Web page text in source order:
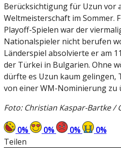
Berücksichtigung für Uzun vor
Weltmeisterschaft im Sommer.
Playoff-Spielen war der
Nationalspieler nicht berufen
Länderspiel absolvierte er am
der Türkei in Bulgarien. Ohne
dürfte es Uzun kaum
von einer WM-Nominierung zu
Foto: Christian Kaspar-Bartke /
0% 0% 0% 0%
Teilen